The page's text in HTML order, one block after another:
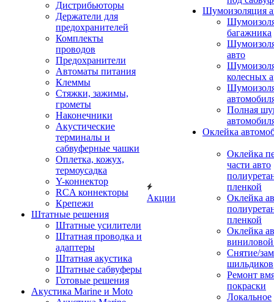
Дистрибьюторы
Держатели для
предохранителей
Комплекты
проводов
Предохранители
Автоматы питания
Клеммы
Стяжки, зажимы,
грометы
Наконечники
Акустические
терминалы и
сабвуферные чашки
Оплетка, кожух,
термоусадка
Y-коннектор
RCA коннекторы
Крепежи
Штатные решения
Штатные усилители
Штатная проводка и
адаптеры
Штатная акустика
Штатные сабвуферы
Готовые решения
Акустика Marine и Moto
Акции
Шумоизоляция
багажника
авто
колесных
Полная
Оклейка
Оклейка
части авто
пленкой
Оклейка
пленкой
Оклейка
Снятие/
шильдиков
Ремонт
покраски
Локальное